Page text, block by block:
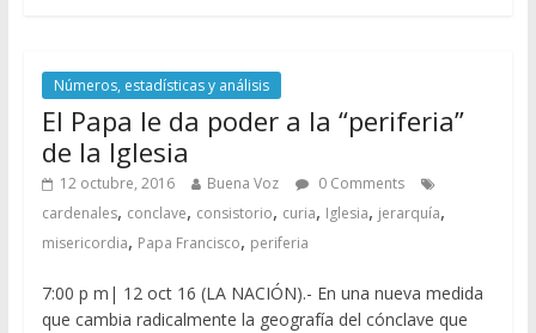
Números, estadísticas y análisis
El Papa le da poder a la “periferia”
de la Iglesia
12 octubre, 2016 Buena Voz
0 Comments
cardenales, conclave, consistorio, curia, Iglesia, jerarquía,
misericordia, Papa Francisco, periferia
7:00 p m| 12 oct 16 (LA NACIÓN).- En una nueva medida
que cambia radicalmente la geografía del cónclave que